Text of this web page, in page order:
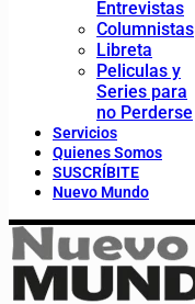
Entrevistas
Columnistas
Libreta
Peliculas y
Series para
no Perderse
Servicios
Quienes Somos
SUSCRÍBITE
Nuevo Mundo